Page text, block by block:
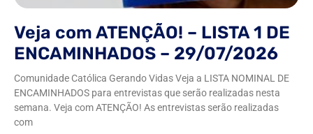
Veja com ATENÇÃO! – LISTA 1 DE
ENCAMINHADOS – 29/07/2026
Comunidade Católica Gerando Vidas Veja a LISTA NOMINAL DE
ENCAMINHADOS para entrevistas que serão realizadas nesta
semana. Veja com ATENÇÃO! As entrevistas serão realizadas
com